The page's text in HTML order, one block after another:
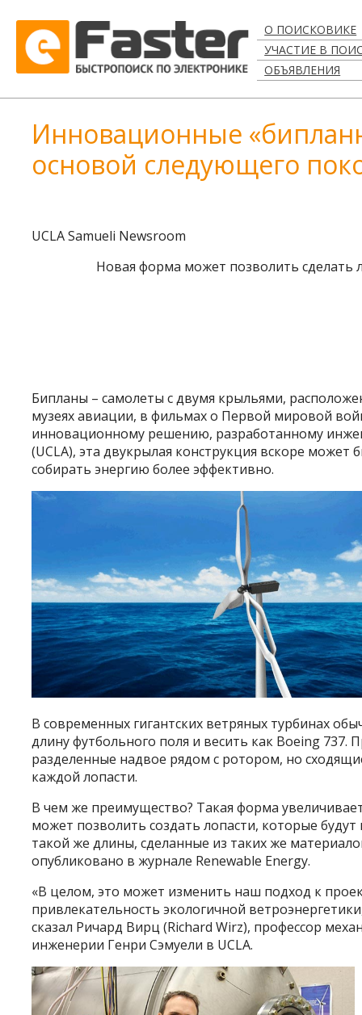
О ПОИСКОВИКЕ
УЧАСТИЕ В
ОБЪЯВЛЕНИЯ
Инновационные
основой следующего
UCLA Samueli Newsroom
Новая форма может позволить
Бипланы – самолеты с двумя крыльями,
музеях авиации, в фильмах о Первой мировой
инновационному решению, разработанному
(UCLA), эта двукрылая конструкция вскоре может
собирать энергию более эффективно.
В современных гигантских ветряных турбинах
длину футбольного поля и весить как Boeing 737.
разделенные надвое рядом с ротором, но
каждой лопасти.
В чем же преимущество? Такая форма
может позволить создать лопасти, которые
такой же длины, сделанные из таких же
опубликовано в журнале Renewable Energy.
«В целом, это может изменить наш подход к
привлекательность экологичной
сказал Ричард Вирц (Richard Wirz), профессор
инженерии Генри Сэмуели в UCLA.